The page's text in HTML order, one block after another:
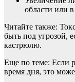
области или
Читайте также:
быть под угрозой,
кастрюлю.
Еще по теме: Если
время дня, это